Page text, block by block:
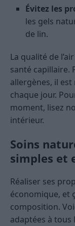
Évitez les
les gels
de lin.
La qualité de
santé capillaire.
allergènes, il est
chaque jour.
moment, lisez
intérieur.
Soins
simples et
Réaliser ses
économique, et
composition.
adaptées à tous